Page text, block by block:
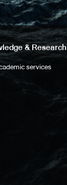
& Research
services